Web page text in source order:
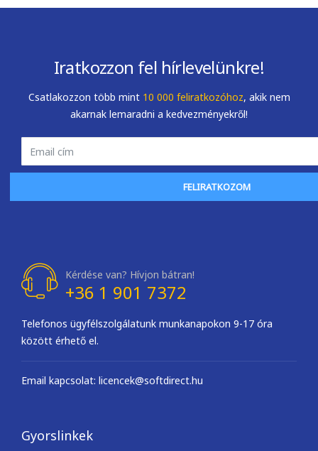
Iratkozzon fel hírlevelünkre!
Csatlakozzon több mint 10 000 feliratkozóhoz, akik nem
akarnak lemaradni a kedvezményekről!
FELIRATKOZOM
Kérdése van? Hívjon bátran!
+36 1 901 7372
Telefonos ügyfélszolgálatunk munkanapokon 9-17 óra
között érhető el.
Email kapcsolat: licencek@softdirect.hu
Gyorslinkek